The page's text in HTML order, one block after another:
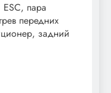
ESC, пара
передних
задний